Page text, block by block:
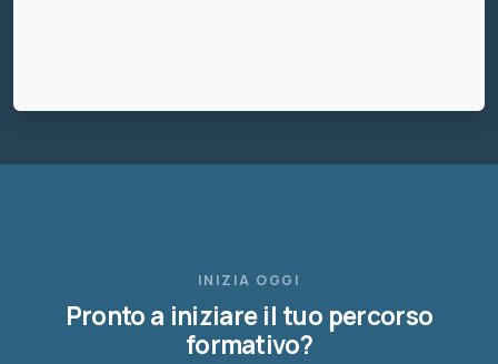
INIZIA OGGI
Pronto a iniziare il tuo percorso
formativo?